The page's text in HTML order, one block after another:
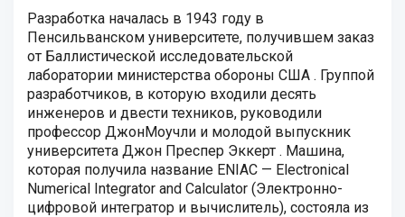
Разработка началась в 1943 году в
Пенсильванском университете, получившем заказ
от Баллистической исследовательской
лаборатории министерства обороны США . Группой
разработчиков, в которую входили десять
инженеров и двести техников, руководили
профессор ДжонМоучли и молодой выпускник
университета Джон Преспер Эккерт . Машина,
которая получила название ENIAC — Electronical
Numerical Integrator and Calculator (Электронно-
цифровой интегратор и вычислитель), состояла из